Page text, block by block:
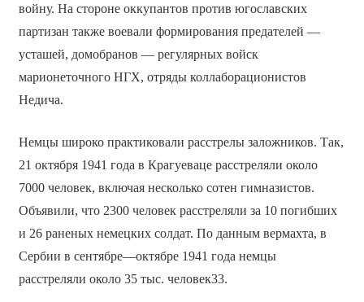
войну. На стороне оккупантов против югославских
партизан также воевали формирования предателей —
усташей, домобранов — регулярных войск
марионеточного НГХ, отряды коллаборационистов
Недича.
Немцы широко практиковали расстрелы заложников. Так,
21 октября 1941 года в Крагуеваце расстреляли около
7000 человек, включая несколько сотен гимназистов.
Объявили, что 2300 человек расстреляли за 10 погибших
и 26 раненых немецких солдат. По данным вермахта, в
Сербии в сентябре—октябре 1941 года немцы
расстреляли около 35 тыс. человек33.